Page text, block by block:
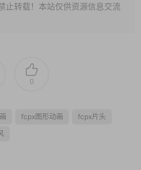
止转载！本站仅供资源信息交流
0
fcpx图形动画
fcpx片头